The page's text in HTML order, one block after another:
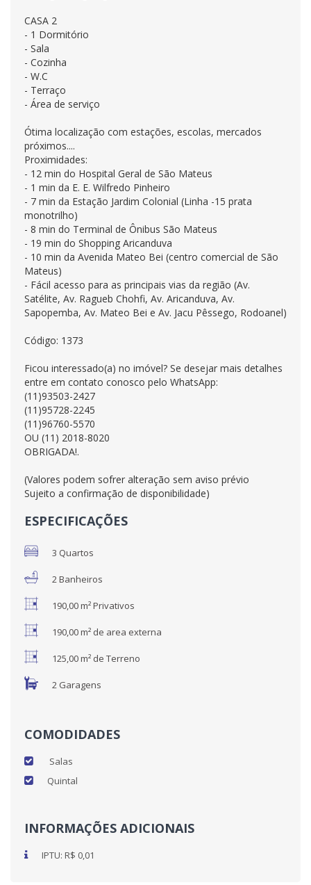
CASA 2
- 1 Dormitório
- Sala
- Cozinha
- W.C
- Terraço
- Área de serviço
Ótima localização com estações, escolas, mercados
próximos....
Proximidades:
- 12 min do Hospital Geral de São Mateus
- 1 min da E. E. Wilfredo Pinheiro
- 7 min da Estação Jardim Colonial (Linha -15 prata
monotrilho)
- 8 min do Terminal de Ônibus São Mateus
- 19 min do Shopping Aricanduva
- 10 min da Avenida Mateo Bei (centro comercial de São
Mateus)
- Fácil acesso para as principais vias da região (Av.
Satélite, Av. Ragueb Chohfi, Av. Aricanduva, Av.
Sapopemba, Av. Mateo Bei e Av. Jacu Pêssego, Rodoanel)
Código: 1373
Ficou interessado(a) no imóvel? Se desejar mais detalhes
entre em contato conosco pelo WhatsApp:
(11)93503-2427
(11)95728-2245
(11)96760-5570
OU (11) 2018-8020
OBRIGADA!.
(Valores podem sofrer alteração sem aviso prévio
Sujeito a confirmação de disponibilidade)
ESPECIFICAÇÕES
3 Quartos
2 Banheiros
190,00 m² Privativos
190,00 m² de area externa
125,00 m² de Terreno
2 Garagens
COMODIDADES
Salas
Quintal
INFORMAÇÕES ADICIONAIS
IPTU: R$ 0,01